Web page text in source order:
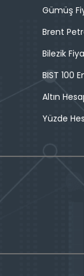
Gümüş
Brent
Bilezik
BIST 100
Altın
Yüzde